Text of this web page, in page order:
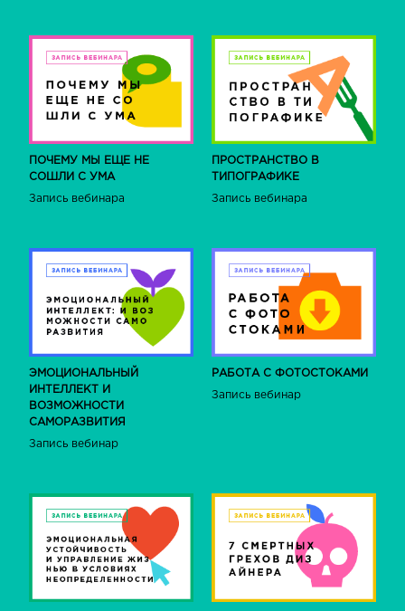
ПОЧЕМУ МЫ ЕЩЕ НЕ
СОШЛИ С УМА
Запись вебинара
ПРОСТРАНСТВО В
ТИПОГРАФИКЕ
Запись вебинара
ЭМОЦИОНАЛЬНЫЙ
ИНТЕЛЛЕКТ И
ВОЗМОЖНОСТИ
САМОРАЗВИТИЯ
Запись вебинар
РАБОТА С ФОТОСТОКАМИ
Запись вебинар